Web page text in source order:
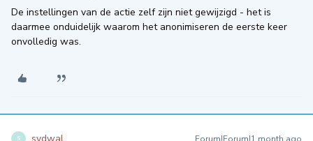
De instellingen van de actie zelf zijn niet gewijzigd - het is
daarmee onduidelijk waarom het anonimiseren de eerste keer
onvolledig was.
S